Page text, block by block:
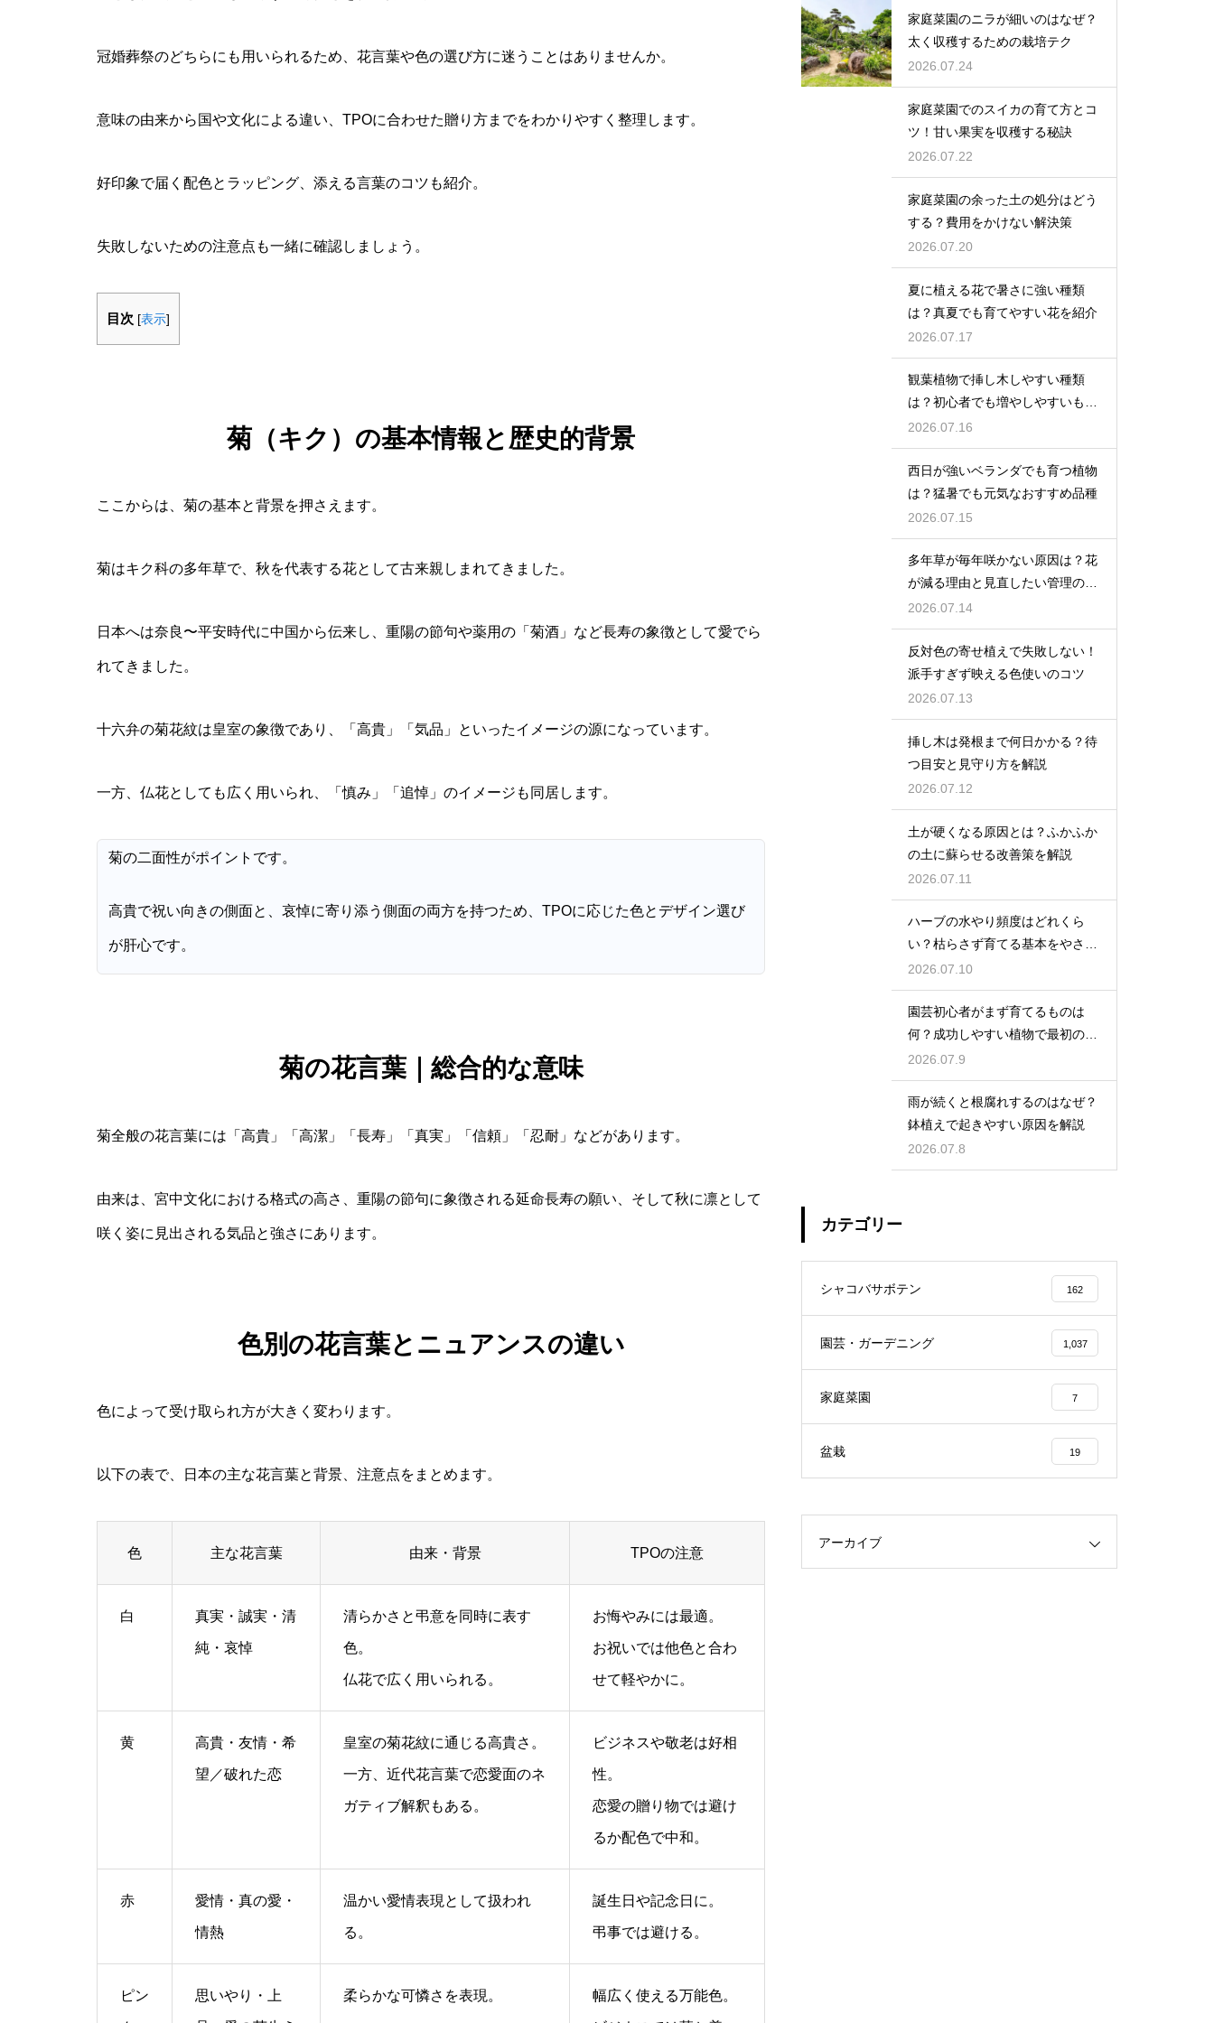
冠婚葬祭のどちらにも用いられるため、花言葉や色の選び方に迷うことはありませんか。
意味の由来から国や文化による違い、TPOに合わせた贈り方までをわかりやすく整理します。
好印象で届く配色とラッピング、添える言葉のコツも紹介。
失敗しないための注意点も一緒に確認しましょう。
目次 [表示]
菊（キク）の基本情報と歴史的背景
ここからは、菊の基本と背景を押さえます。
菊はキク科の多年草で、秋を代表する花として古来親しまれてきました。
日本へは奈良〜平安時代に中国から伝来し、重陽の節句や薬用の「菊酒」など長寿の象徴として愛でら
れてきました。
十六弁の菊花紋は皇室の象徴であり、「高貴」「気品」といったイメージの源になっています。
一方、仏花としても広く用いられ、「慎み」「追悼」のイメージも同居します。
菊の二面性がポイントです。
高貴で祝い向きの側面と、哀悼に寄り添う側面の両方を持つため、TPOに応じた色とデザイン選び
が肝心です。
菊の花言葉｜総合的な意味
菊全般の花言葉には「高貴」「高潔」「長寿」「真実」「信頼」「忍耐」などがあります。
由来は、宮中文化における格式の高さ、重陽の節句に象徴される延命長寿の願い、そして秋に凛として
咲く姿に見出される気品と強さにあります。
色別の花言葉とニュアンスの違い
色によって受け取られ方が大きく変わります。
以下の表で、日本の主な花言葉と背景、注意点をまとめます。
色 主な花言葉 由来・背景 TPOの注意
白 真実・誠実・清
純・哀悼
清らかさと弔意を同時に表す
色。
仏花で広く用いられる。
お悔やみには最適。
お祝いでは他色と合わ
せて軽やかに。
黄 高貴・友情・希
望／破れた恋
皇室の菊花紋に通じる高貴さ。
一方、近代花言葉で恋愛面のネ
ガティブ解釈もある。
ビジネスや敬老は好相
性。
恋愛の贈り物では避け
るか配色で中和。
赤 愛情・真の愛・
情熱
温かい愛情表現として扱われ
る。
誕生日や記念日に。
弔事では避ける。
ピン 思いやり・上 柔らかな可憐さを表現。 幅広く使える万能色。
家庭菜園のニラが細いのはなぜ？
太く収穫するための栽培テク
2026.07.24
家庭菜園でのスイカの育て方とコ
ツ！甘い果実を収穫する秘訣
2026.07.22
家庭菜園の余った土の処分はどう
する？費用をかけない解決策
2026.07.20
夏に植える花で暑さに強い種類
は？真夏でも育てやすい花を紹介
2026.07.17
観葉植物で挿し木しやすい種類
は？初心者でも増やしやすいもの
を紹介
2026.07.16
西日が強いベランダでも育つ植物
は？猛暑でも元気なおすすめ品種
2026.07.15
多年草が毎年咲かない原因は？花
が減る理由と見直したい管理のコ
ツ
2026.07.14
反対色の寄せ植えで失敗しない！
派手すぎず映える色使いのコツ
2026.07.13
挿し木は発根まで何日かかる？待
つ目安と見守り方を解説
2026.07.12
土が硬くなる原因とは？ふかふか
の土に蘇らせる改善策を解説
2026.07.11
ハーブの水やり頻度はどれくら
い？枯らさず育てる基本をやさし
く紹介
2026.07.10
園芸初心者がまず育てるものは
何？成功しやすい植物で最初の一
歩を踏み出そう
2026.07.9
雨が続くと根腐れするのはなぜ？
鉢植えで起きやすい原因を解説
2026.07.8
カテゴリー
シャコバサボテン 162
園芸・ガーデニング 1,037
家庭菜園 7
盆栽 19
アーカイブ